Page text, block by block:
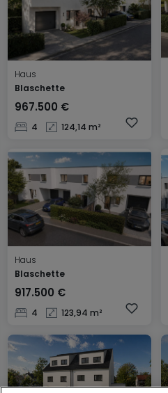
Haus
Blaschette
967.500 €
4 124,14 m²
Haus
Blaschette
917.500 €
4 123,94 m²